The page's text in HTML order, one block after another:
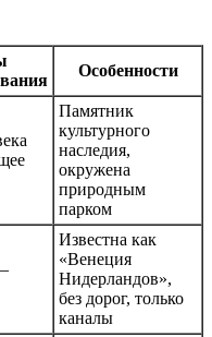
Особенности
Памятник
культурного
наследия,
окружена
природным
парком
Известна как
«Венеция
Нидерландов»,
без дорог, только
каналы